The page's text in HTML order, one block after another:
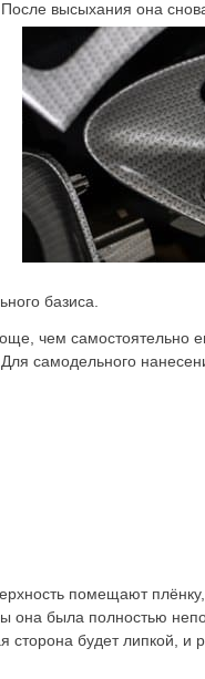
высыхания она
базиса.
чем самостоятельно
самодельного
помещают
она была полностью
будет липкой, и